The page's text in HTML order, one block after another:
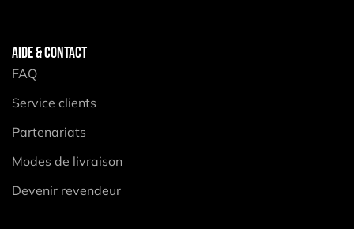
AIDE & CONTACT
FAQ
Service clients
Partenariats
Modes de livraison
Devenir revendeur